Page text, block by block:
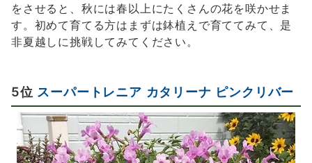
をさせると、秋には春以上にたくさんの花を咲かせま
す。初めて育てる方はまずは鉢植えで育ててみて、是
非夏越しに挑戦してみてください。
5位 スーパートレニア カタリーナ ピンクリバー